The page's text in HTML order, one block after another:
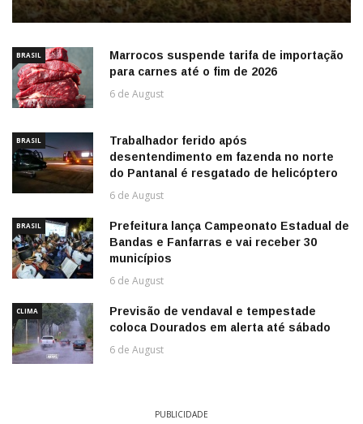
BRASIL
Marrocos suspende tarifa de importação
para carnes até o fim de 2026
6 de August
BRASIL
Trabalhador ferido após
desentendimento em fazenda no norte
do Pantanal é resgatado de helicóptero
6 de August
BRASIL
Prefeitura lança Campeonato Estadual de
Bandas e Fanfarras e vai receber 30
municípios
6 de August
CLIMA
Previsão de vendaval e tempestade
coloca Dourados em alerta até sábado
6 de August
PUBLICIDADE